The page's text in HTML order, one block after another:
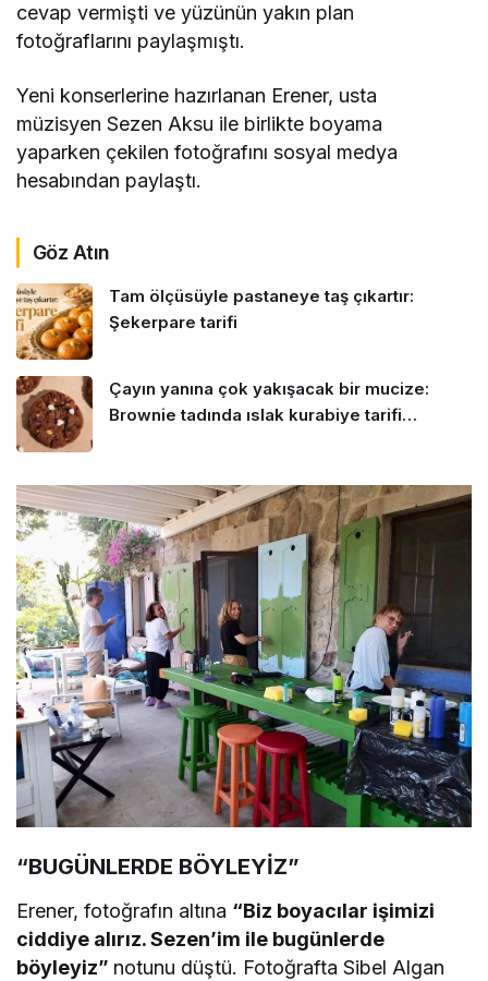
cevap vermişti ve yüzünün yakın plan
fotoğraflarını paylaşmıştı.
Yeni konserlerine hazırlanan Erener, usta
müzisyen Sezen Aksu ile birlikte boyama
yaparken çekilen fotoğrafını sosyal medya
hesabından paylaştı.
Göz Atın
Tam ölçüsüyle pastaneye taş çıkartır:
Şekerpare tarifi
Çayın yanına çok yakışacak bir mucize:
Brownie tadında ıslak kurabiye tarifi…
“BUGÜNLERDE BÖYLEYİZ”
Erener, fotoğrafın altına “Biz boyacılar işimizi
ciddiye alırız. Sezen’im ile bugünlerde
böyleyiz” notunu düştü. Fotoğrafta Sibel Algan